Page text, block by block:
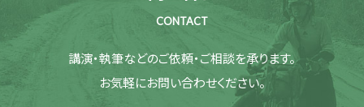
CONTACT
講演・執筆などのご依頼・ご相談を承ります。
お気軽にお問い合わせください。